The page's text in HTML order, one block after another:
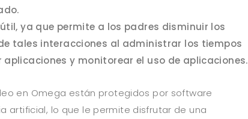
ya que permite a los padres disminuir los
tales interacciones al administrar los tiempos
y monitorear el uso de aplicaciones.
en Omega están protegidos por software
artificial, lo que le permite disfrutar de una